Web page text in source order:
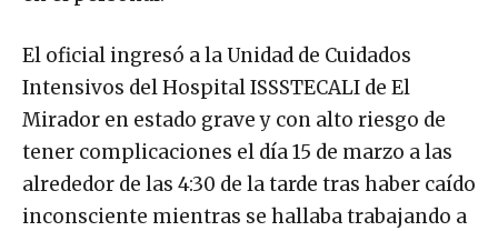
El oficial ingresó a la Unidad de Cuidados
Intensivos del Hospital ISSSTECALI de El
Mirador en estado grave y con alto riesgo de
tener complicaciones el día 15 de marzo a las
alrededor de las 4:30 de la tarde tras haber caído
inconsciente mientras se hallaba trabajando a